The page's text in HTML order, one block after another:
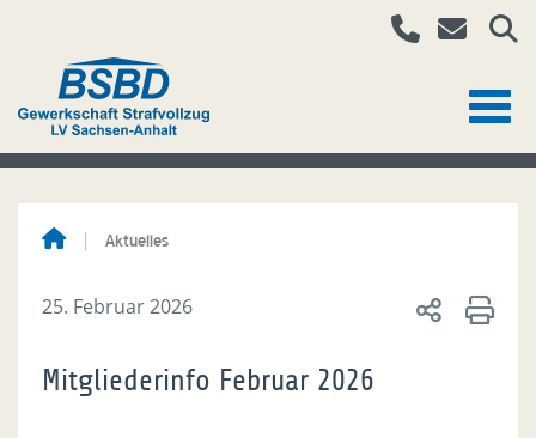
Aktuelles
25. Februar 2026
Mitgliederinfo Februar 2026